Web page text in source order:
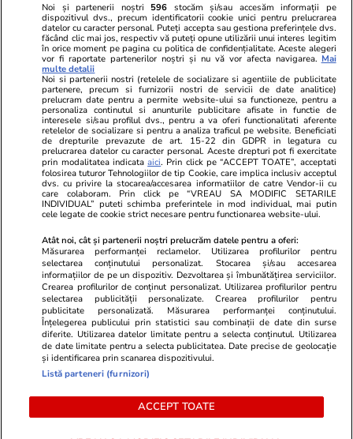
Ringier România
Libertatea pentru
Unica.ro
Program TV
Avantaje
ELLE
Gazeta Sporturilor
Stiri mondene
Calculator sarcina
Ajută Copiii
Locuri de muncă
Imobiliare.ro
Jobradar24
Imoradar24
Colecții Libertatea
Pariază responsabil! Decizia ONJN nr. 821/25.09.2025.
Jocurile de noroc sunt interzise minorilor.
© 2026 Ringier Romania. Toate drepturile rezervate
Actualizare preferințe cookies
Noi și partenerii noștri 596 stocăm și/sau accesăm informații pe
dispozitivul dvs., precum identificatorii cookie unici pentru prelucrarea
datelor cu caracter personal. Puteți accepta sau gestiona preferințele dvs.
făcând clic mai jos, respectiv vă puteți opune utilizării unui interes legitim
în orice moment pe pagina cu politica de confidențialitate. Aceste alegeri
vor fi raportate partenerilor noștri și nu vă vor afecta navigarea. Mai
multe detalii
Noi si partenerii nostri (retelele de socializare si agentiile de publicitate
partenere, precum si furnizorii nostri de servicii de date analitice)
prelucram date pentru a permite website-ului sa functioneze, pentru a
personaliza continutul si anunturile publicitare afisate in functie de
interesele si/sau profilul dvs., pentru a va oferi functionalitati aferente
retelelor de socializare si pentru a analiza traficul pe website. Beneficiati
de drepturile prevazute de art. 15-22 din GDPR in legatura cu
prelucrarea datelor cu caracter personal. Aceste drepturi pot fi exercitate
prin modalitatea indicataaici. Prin click pe “ACCEPT TOATE”, acceptati
folosirea tuturor Tehnologiilor de tip Cookie, care implica inclusiv acceptul
dvs. cu privire la stocarea/accesarea informatiilor de catre Vendor-ii cu
care colaboram. Prin click pe “VREAU SA MODIFIC SETARILE
INDIVIDUAL” puteti schimba preferintele in mod individual, mai putin
cele legate de cookie strict necesare pentru functionarea website-ului.
Atât noi, cât și partenerii noștri prelucrăm datele pentru a oferi:
Măsurarea performanței reclamelor. Utilizarea profilurilor pentru
selectarea conținutului personalizat. Stocarea și/sau accesarea
informațiilor de pe un dispozitiv. Dezvoltarea și îmbunătățirea serviciilor.
Crearea profilurilor de conținut personalizat. Utilizarea profilurilor pentru
selectarea publicității personalizate. Crearea profilurilor pentru
publicitate personalizată. Măsurarea performanței conținutului.
Înțelegerea publicului prin statistici sau combinații de date din surse
diferite. Utilizarea datelor limitate pentru a selecta conținutul. Utilizarea
de date limitate pentru a selecta publicitatea. Date precise de geolocație
și identificarea prin scanarea dispozitivului.
Listă parteneri (furnizori)
ACCEPT TOATE